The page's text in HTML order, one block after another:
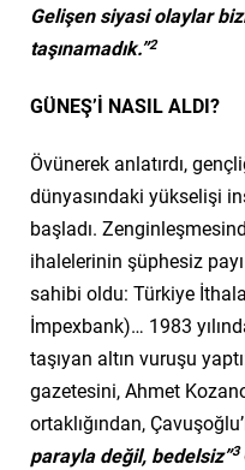
Gelişen siyasi olaylar
taşınamadık.”2
GÜNEŞ’İ NASIL ALDI?
Övünerek anlatırdı,
dünyasındaki yükselişi
başladı.
ihalelerinin şüphesiz
sahibi oldu: Türkiye
İmpexbank)… 1983
taşıyan altın vuruşu
gazetesini, Ahmet
ortaklığından,
parayla değil, bedelsiz”3